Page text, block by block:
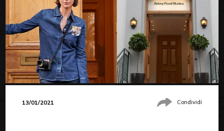
13/01/2021 Condividi